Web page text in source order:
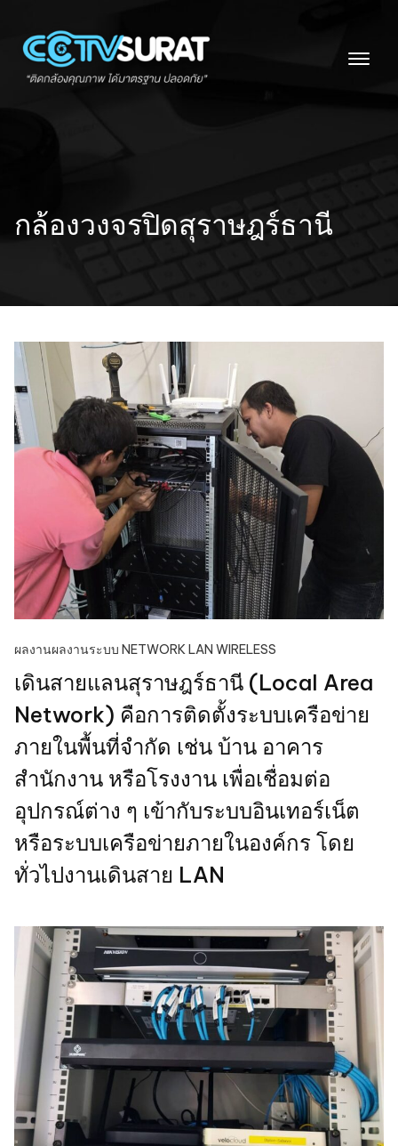
content
กล้องวงจรปิดสุราษฎร์ธานี
ผลงานผลงานระบบ NETWORK LAN WIRELESS
เดินสายแลนสุราษฎร์ธานี (Local Area
Network) คือการติดตั้งระบบเครือข่าย
ภายในพื้นที่จำกัด เช่น บ้าน อาคาร
สำนักงาน หรือโรงงาน เพื่อเชื่อมต่อ
อุปกรณ์ต่าง ๆ เข้ากับระบบอินเทอร์เน็ต
หรือระบบเครือข่ายภายในองค์กร โดย
ทั่วไปงานเดินสาย LAN